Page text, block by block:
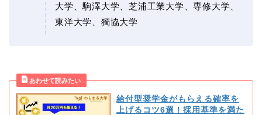
大学、駒澤大学、芝浦工業大学、専修大学、
東洋大学、獨協大学
給付型奨学金がもらえる確率を
上げるコツ6選！採用基準を満た